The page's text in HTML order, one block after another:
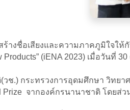
างชื่อเสียงและความภาคภูมิใจให้กั
Products” (iENA 2023) เมื่อวัน
ช.) กระทรวงการอุดมศึกษา วิทย
จากองค์กรนานาชาติ โดยส่